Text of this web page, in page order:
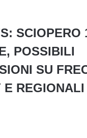
SCIOPERO
POSSIBILI
SU
E REGIONALI